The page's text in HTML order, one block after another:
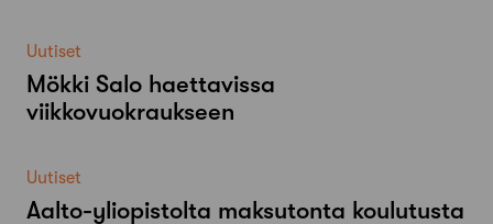
Uutiset
Mökki Salo haettavissa
viikkovuokraukseen
Uutiset
Aalto-​yliopistolta maksutonta koulutusta